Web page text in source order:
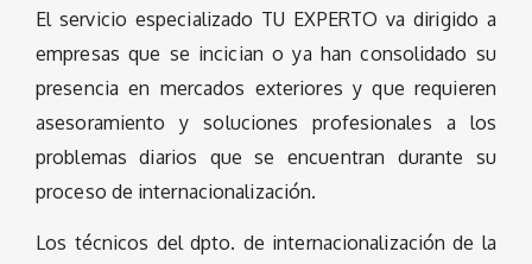
El servicio especializado TU EXPERTO va dirigido a
empresas que se incician o ya han consolidado su
presencia en mercados exteriores y que requieren
asesoramiento y soluciones profesionales a los
problemas diarios que se encuentran durante su
proceso de internacionalización.
Los técnicos del dpto. de internacionalización de la